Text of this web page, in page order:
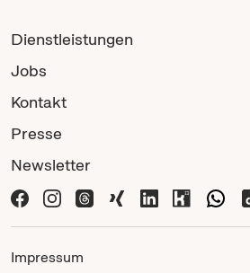
Dienstleistungen
Jobs
Kontakt
Presse
Newsletter
Impressum